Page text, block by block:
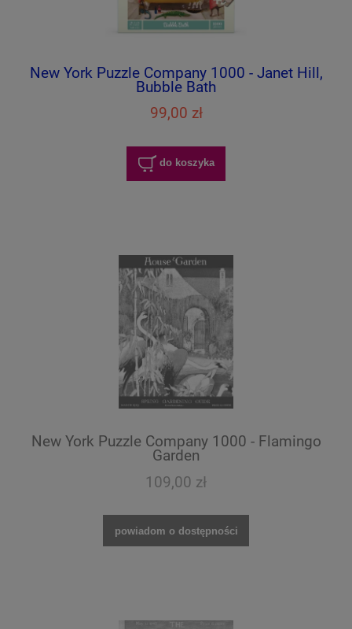
New York Puzzle Company 1000 - Janet Hill,
Bubble Bath
99,00 zł
do koszyka
New York Puzzle Company 1000 - Flamingo
Garden
109,00 zł
powiadom o dostępności